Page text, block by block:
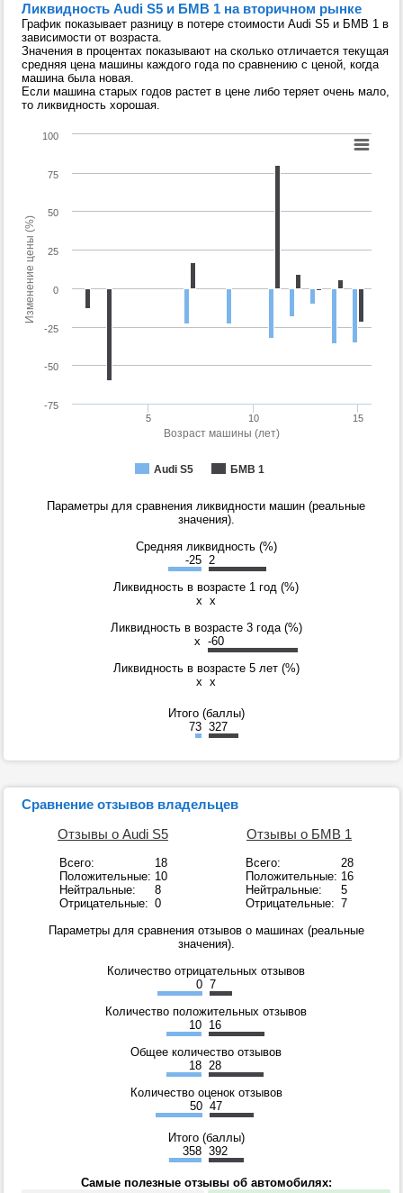
Ликвидность Audi S5 и БМВ 1 на вторичном рынке
График показывает разницу в потере стоимости Audi S5 и БМВ 1 в
зависимости от возраста.
Значения в процентах показывают на сколько отличается текущая
средняя цена машины каждого года по сравнению с ценой, когда
машина была новая.
Если машина старых годов растет в цене либо теряет очень мало,
то ликвидность хорошая.
Возраст машины (лет)
Изменение цены (%)
Audi S5 БМВ 1
5 10 15
-75
-50
-25
0
25
50
75
100
Параметры для сравнения ликвидности машин (реальные
значения).
Средняя ликвидность (%)
-25 2
Ликвидность в возрасте 1 год (%)
x x
Ликвидность в возрасте 3 года (%)
x -60
Ликвидность в возрасте 5 лет (%)
x x
Итого (баллы)
73 327
Сравнение отзывов владельцев
Отзывы о Audi S5
Всего:
18
Положительные: 10
Нейтральные:
8
Отрицательные: 0
Отзывы о БМВ 1
Всего:
28
Положительные: 16
Нейтральные:
5
Отрицательные: 7
Параметры для сравнения отзывов о машинах (реальные
значения).
Количество отрицательных отзывов
0 7
Количество положительных отзывов
10 16
Общее количество отзывов
18 28
Количество оценок отзывов
50 47
Итого (баллы)
358 392
Самые полезные отзывы об автомобилях: